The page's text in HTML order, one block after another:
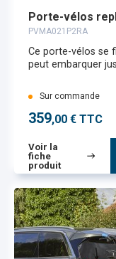
Porte-vélos
PVMA021P2RA
Ce porte-vélos se
peut embarquer
Sur commande
359,00 € TTC
Voir la
fiche
produit